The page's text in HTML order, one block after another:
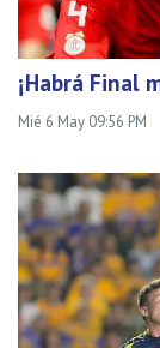
¡Habrá Final
Mié 6 May 09:56 PM